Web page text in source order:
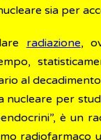
sia per
radiazione,
al
nucleare per
è un
radiofarmaco